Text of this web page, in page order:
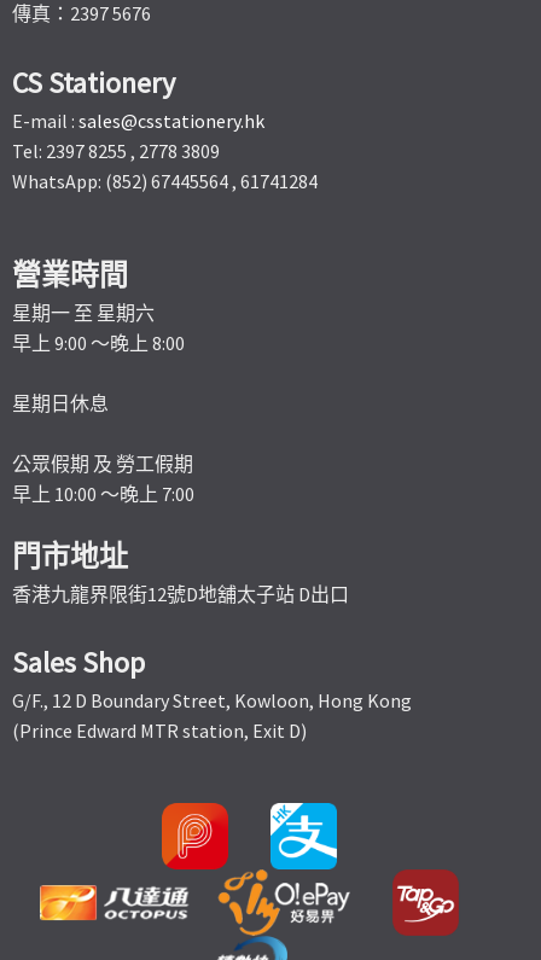
傳真：2397 5676
CS Stationery
E-mail : sales@csstationery.hk
Tel: 2397 8255 , 2778 3809
WhatsApp: (852) 67445564 , 61741284
營業時間
星期一 至 星期六
早上 9:00 ～晚上 8:00
星期日休息
公眾假期 及 勞工假期
早上 10:00 ～晚上 7:00
門市地址
香港九龍界限街12號D地舖太子站 D出口
Sales Shop
G/F., 12 D Boundary Street, Kowloon, Hong Kong
(Prince Edward MTR station, Exit D)